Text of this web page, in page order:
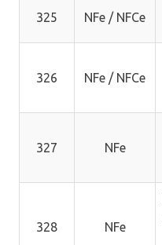
325 NFe / NFCe
326 NFe / NFCe
327 NFe
328 NFe